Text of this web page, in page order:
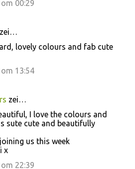
00:29
zei…
lovely colours and fab cute
13:54
zei…
I love the colours and
sute cute and beautifully
us this week
x
22:39